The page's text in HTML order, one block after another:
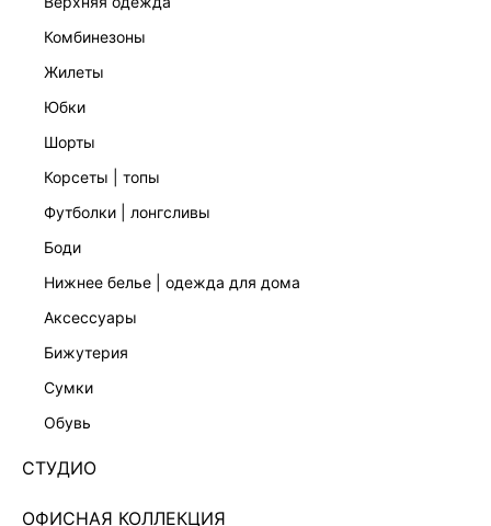
комбинезоны
жилеты
юбки
шорты
корсеты | топы
футболки | лонгсливы
боди
нижнее белье | одежда для дома
аксессуары
бижутерия
сумки
обувь
СТУДИО
ОФИСНАЯ КОЛЛЕКЦИЯ
6255309537-41
450 ₽x 4 платежа с Подели